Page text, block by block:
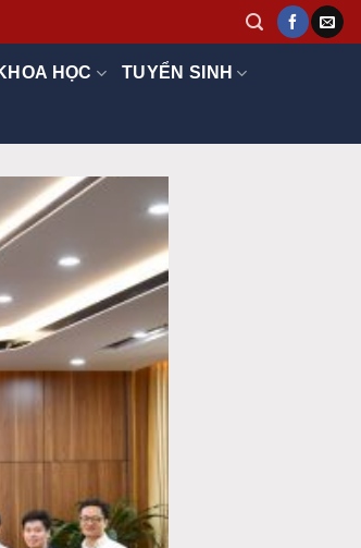
HỌC TUYỂN SINH